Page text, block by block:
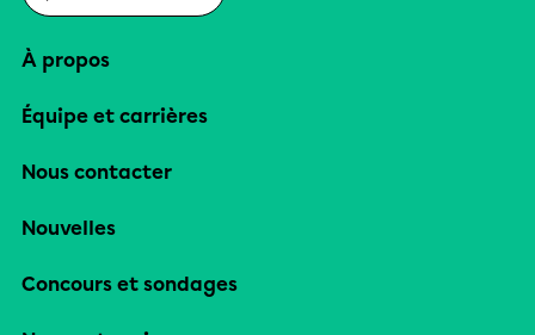
À propos
Équipe et carrières
Nous contacter
Nouvelles
Concours et sondages